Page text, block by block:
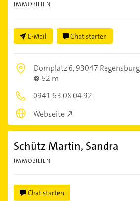
IMMOBILIEN
E-Mail Chat starten
Domplatz 6,93047 Regensburg
62 m
0941 63 08 04 92
Webseite
Schütz Martin, Sandra
IMMOBILIEN
Chat starten